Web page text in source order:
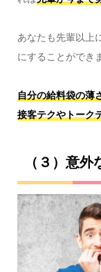
あなたも先輩以上
にすることができ
自分の給料袋の薄
接客テクやトーク
（３）意